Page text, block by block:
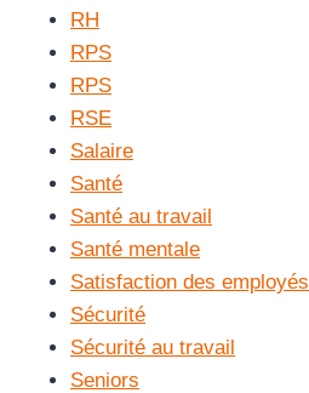
RH
RPS
RPS
RSE
Salaire
Santé
Santé au travail
Santé mentale
Satisfaction des employés
Sécurité
Sécurité au travail
Seniors